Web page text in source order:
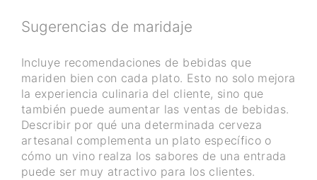
Sugerencias de maridaje
Incluye recomendaciones de bebidas que
mariden bien con cada plato. Esto no solo mejora
la experiencia culinaria del cliente, sino que
también puede aumentar las ventas de bebidas.
Describir por qué una determinada cerveza
artesanal complementa un plato específico o
cómo un vino realza los sabores de una entrada
puede ser muy atractivo para los clientes.